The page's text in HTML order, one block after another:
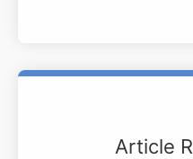
Article